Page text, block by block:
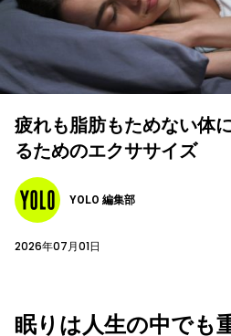
疲れも脂肪もためない体
るためのエクササイズ
YOLO 編集部
2026年07月01日
眠りは人生の中でも